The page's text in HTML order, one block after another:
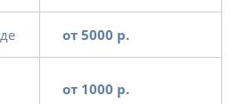
от 5000 р.
от 1000 р.